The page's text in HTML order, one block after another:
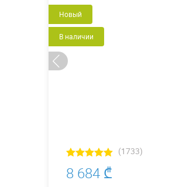
Новый
В наличии
(1733)
8 684 ₾